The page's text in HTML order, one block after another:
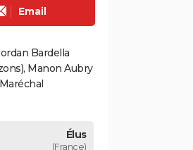
Email
Bardella
Manon Aubry
Élus
(France)